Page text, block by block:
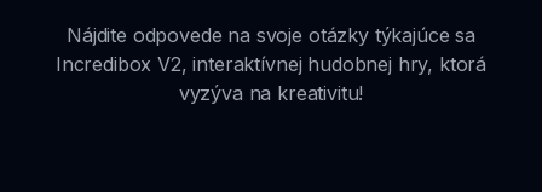
Nájdite odpovede na svoje otázky týkajúce sa
Incredibox V2, interaktívnej hudobnej hry, ktorá
vyzýva na kreativitu!